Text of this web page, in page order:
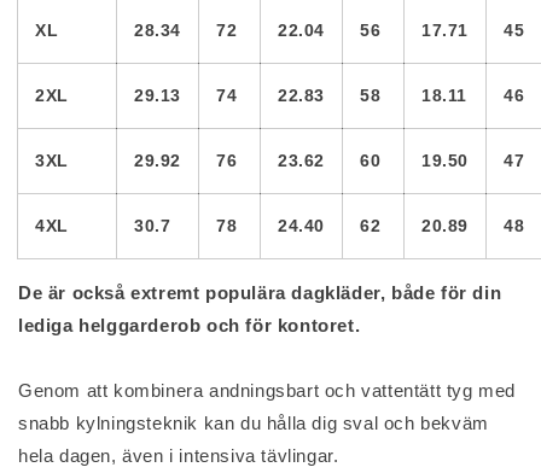
XL 28.34 72 22.04 56 17.71 45
2XL 29.13 74 22.83 58 18.11 46
3XL 29.92 76 23.62 60 19.50 47
4XL 30.7 78 24.40 62 20.89 48
De är också extremt populära dagkläder, både för din
lediga helggarderob och för kontoret.
Genom att kombinera andningsbart och vattentätt tyg med
snabb kylningsteknik kan du hålla dig sval och bekväm
hela dagen, även i intensiva tävlingar.